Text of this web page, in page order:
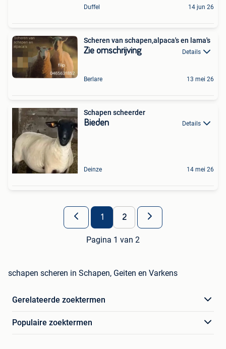
Duffel 14 jun 26
Scheren van schapen,alpaca's en lama's
Zie omschrijving Details
Berlare 13 mei 26
Schapen scheerder
Bieden Details
Deinze 14 mei 26
1 2
Pagina 1 van 2
schapen scheren in Schapen, Geiten en Varkens
Gerelateerde zoektermen
Populaire zoektermen